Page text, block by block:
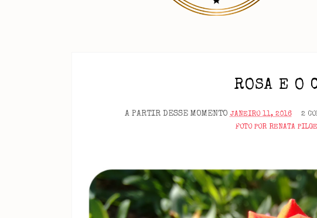
ROSA E O
A PARTIR DESSE MOMENTO JANEIRO 11, 2016 2
FOTO POR RENATA